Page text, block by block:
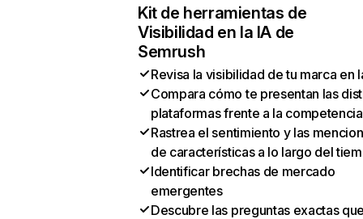
Kit de herramientas de
Visibilidad en la IA de
Semrush
Revisa la visibilidad de tu marca en
Compara cómo te presentan las
plataformas frente a la competencia
Rastrea el sentimiento y las
de características a lo largo del
Identificar brechas de mercado
emergentes
Descubre las preguntas exactas